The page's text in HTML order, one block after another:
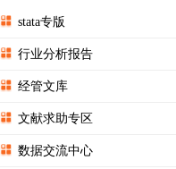
stata专版
行业分析报告
经管文库
文献求助专区
数据交流中心